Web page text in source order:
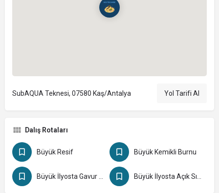
SubAQUA Teknesi, 07580 Kaş/Antalya Yol Tarifi Al
Dalış Rotaları
Büyük Resif Büyük Kemikli Burnu